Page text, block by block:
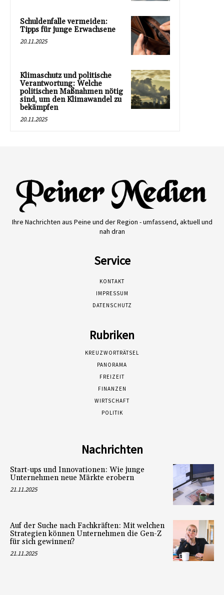
Schuldenfalle vermeiden:
Tipps für junge Erwachsene
20.11.2025
Klimaschutz und politische
Verantwortung: Welche
politischen Maßnahmen nötig
sind, um den Klimawandel zu
bekämpfen
20.11.2025
Ihre Nachrichten aus Peine und der Region - umfassend, aktuell und
nah dran
Service
KONTAKT
IMPRESSUM
DATENSCHUTZ
Rubriken
KREUZWORTRÄTSEL
PANORAMA
FREIZEIT
FINANZEN
WIRTSCHAFT
POLITIK
Nachrichten
Start-ups und Innovationen: Wie junge
Unternehmen neue Märkte erobern
21.11.2025
Auf der Suche nach Fachkräften: Mit welchen
Strategien können Unternehmen die Gen-Z
für sich gewinnen?
21.11.2025